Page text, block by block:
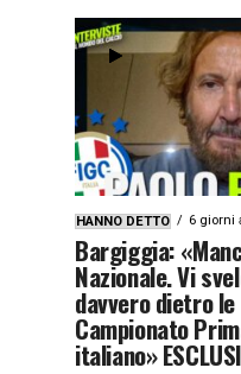
HANNO DETTO 6 giorni
Bargiggia:
Nazionale. Vi
davvero dietro
Campionato
italiano»